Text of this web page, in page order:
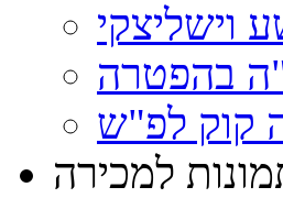
וישליצקי
בהפטרה
קוק לפ"ש
למכירה